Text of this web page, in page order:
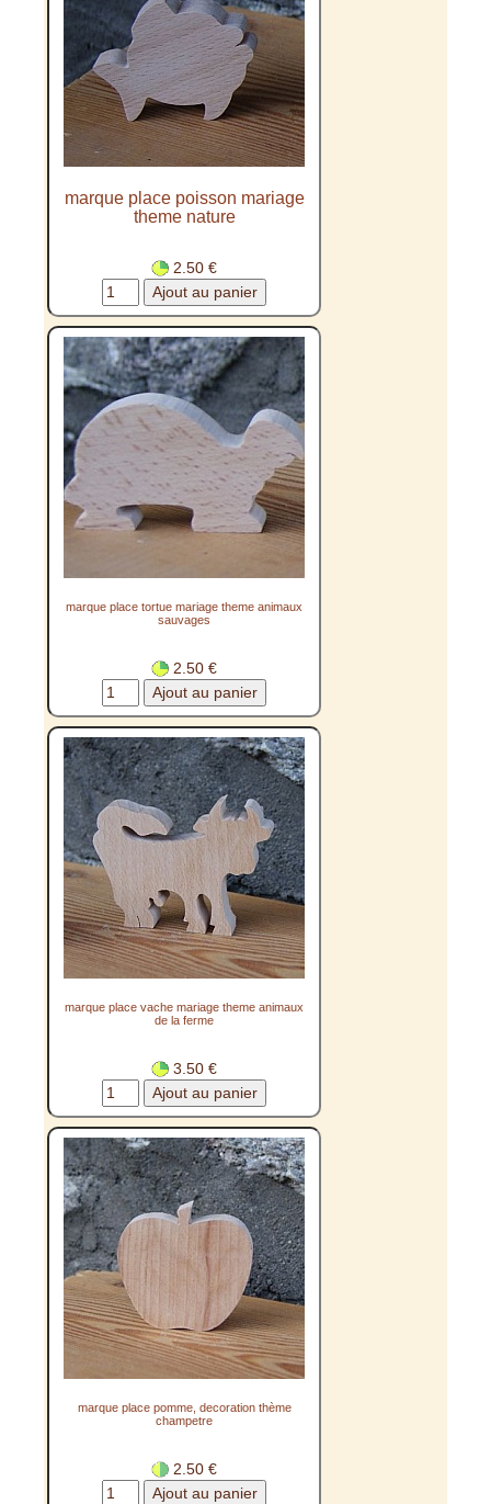
marque place poisson mariage
theme nature
2.50 €
marque place tortue mariage theme animaux
sauvages
2.50 €
marque place vache mariage theme animaux
de la ferme
3.50 €
marque place pomme, decoration thème
champetre
2.50 €